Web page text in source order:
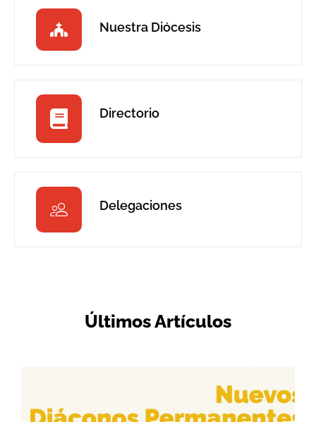
Nuestra Diócesis
Directorio
Delegaciones
Últimos Artículos